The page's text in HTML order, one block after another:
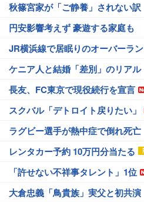
秋篠宮家が「ご静養」されない訳
円安影響考えず 豪遊する家庭も
JR横浜線で居眠りのオーバーラン
ケニア人と結婚「差別」のリアル
長友、FC東京で現役続行を宣言
スクバル「デトロイト戻りたい」
ラグビー選手が熱中症で倒れ死亡
レンタカー予約 10万円分当たる
「許せない不祥事タレント」1位
大倉忠義「鳥貴族」実父と初共演